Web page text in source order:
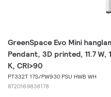
GreenSpace Evo Mini
Pendant, 3D printed, 11.7 W,
K, CRI>90
PT332T 17S/PW930 PSU HWB WH
8720169838178